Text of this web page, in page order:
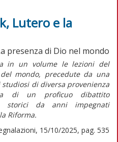
Lutero e la
presenza di Dio nel mondo
in un volume le lezioni del
mondo, precedute da una
di diversa provenienza
di un proficuo dibattito
storici da anni impegnati
Riforma.
15/10/2025, pag. 535